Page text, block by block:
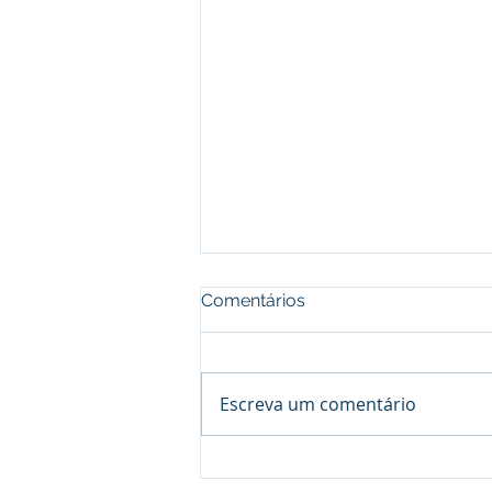
Comentários
Escreva um comentário